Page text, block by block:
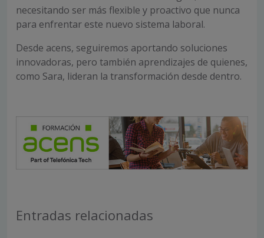
necesitando ser más flexible y proactivo que nunca
para enfrentar este nuevo sistema laboral.
Desde acens, seguiremos aportando soluciones
innovadoras, pero también aprendizajes de quienes,
como Sara, lideran la transformación desde dentro.
Entradas relacionadas